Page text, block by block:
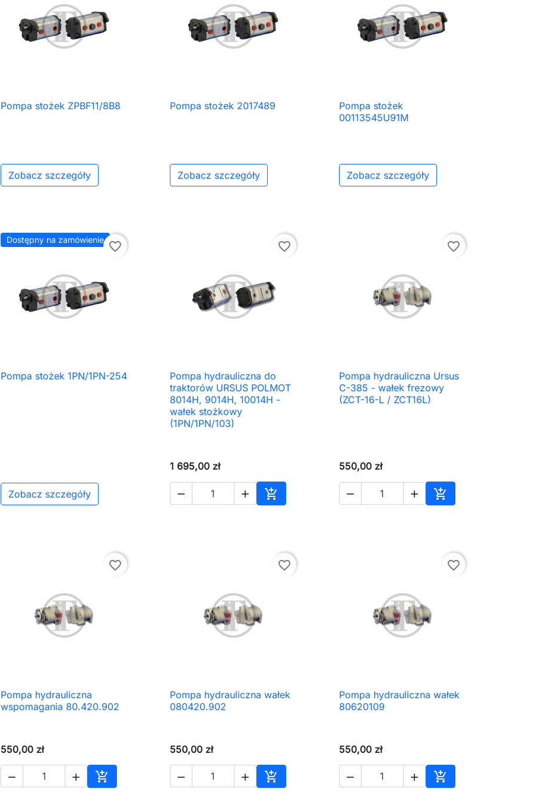
 Szybki podgląd
Pompa stożek ZPBF11/8B8
Zobacz szczegóły
 Szybki podgląd
Pompa stożek 2017489
Zobacz szczegóły
 Szybki podgląd
Pompa stożek
00113545U91M
Zobacz szczegóły
Dostępny na zamówienie favorite_border
 Szybki podgląd
Pompa stożek 1PN/1PN-254
Zobacz szczegóły
favorite_border
 Szybki podgląd
Pompa hydrauliczna do
traktorów URSUS POLMOT
8014H, 9014H, 10014H -
wałek stożkowy
(1PN/1PN/103)
1 695,00 zł
  
Dodaj do koszyka
favorite_border
 Szybki podgląd
Pompa hydrauliczna Ursus
C-385 - wałek frezowy
(ZCT-16-L / ZCT16L)
550,00 zł
  
Dodaj do koszyka
favorite_border
 Szybki podgląd
Pompa hydrauliczna
wspomagania 80.420.902
550,00 zł
  
Dodaj do koszyka
favorite_border
 Szybki podgląd
Pompa hydrauliczna wałek
080420.902
550,00 zł
  
Dodaj do koszyka
favorite_border
 Szybki podgląd
Pompa hydrauliczna wałek
80620109
550,00 zł
  
Dodaj do koszyka